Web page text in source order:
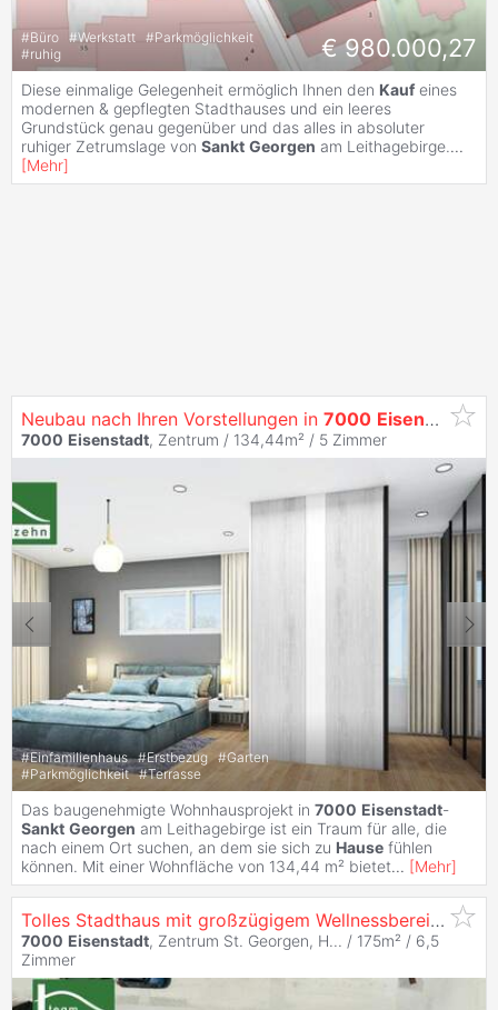
#Büro #Werkstatt #Parkmöglichkeit
#ruhig € 980.000,27
Diese einmalige Gelegenheit ermöglich Ihnen den Kauf eines
modernen & gepflegten Stadthauses und ein leeres
Grundstück genau gegenüber und das alles in absoluter
ruhiger Zetrumslage von Sankt Georgen am Leithagebirge....
[Mehr]
Neubau nach Ihren Vorstellungen in 7000 Eisenstadt -
7000 Eisenstadt, Zentrum / 134,44m² / 5 Zimmer
#Einfamilienhaus #Erstbezug #Garten
#Parkmöglichkeit #Terrasse
Das baugenehmigte Wohnhausprojekt in 7000 Eisenstadt-
Sankt Georgen am Leithagebirge ist ein Traum für alle, die
nach einem Ort suchen, an dem sie sich zu Hause fühlen
können. Mit einer Wohnfläche von 134,44 m² bietet... [Mehr]
Tolles Stadthaus mit großzügigem Wellnessbereich ... alles neuwertig & am neuesten Stand der Technik! (zusätzliches Büro/Lager mit ca. 120m²)
7000 Eisenstadt, Zentrum St. Georgen, H... / 175m² / 6,5
Zimmer